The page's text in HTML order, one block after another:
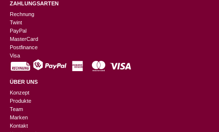
ZAHLUNGSARTEN
Rechnung
Twint
PayPal
MasterCard
Postfinance
Visa
ÜBER UNS
Konzept
Produkte
Team
Marken
Kontakt